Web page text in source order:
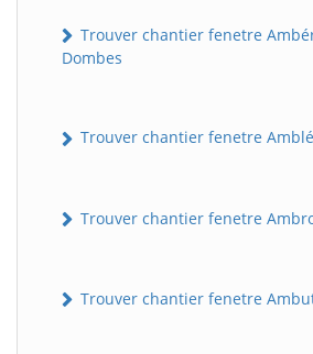
Trouver chantier fenetre
Dombes
Trouver chantier fenetre
Trouver chantier fenetre
Trouver chantier fenetre